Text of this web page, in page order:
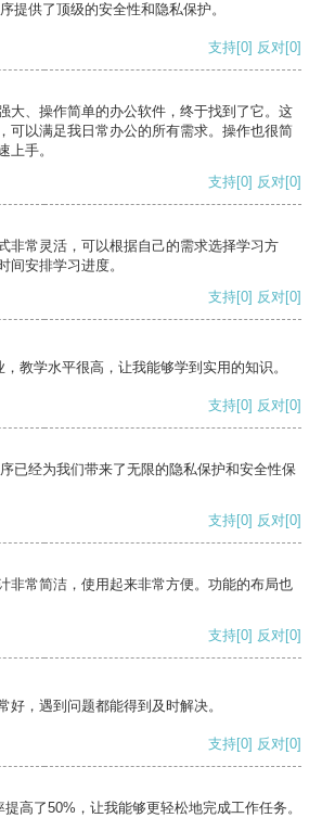
提供了顶级的安全性和隐私保护。
支持[0] 反对[0]
大、操作简单的办公软件，终于找到了它。这
可以满足我日常办公的所有需求。操作也很简
上手。
支持[0] 反对[0]
非常灵活，可以根据自己的需求选择学习方
间安排学习进度。
支持[0] 反对[0]
教学水平很高，让我能够学到实用的知识。
支持[0] 反对[0]
已经为我们带来了无限的隐私保护和安全性保
支持[0] 反对[0]
非常简洁，使用起来非常方便。功能的布局也
支持[0] 反对[0]
好，遇到问题都能得到及时解决。
支持[0] 反对[0]
高了50%，让我能够更轻松地完成工作任务。